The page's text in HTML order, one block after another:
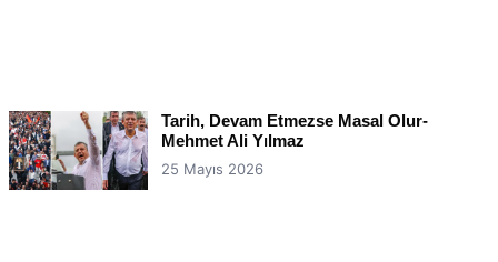
Tarih, Devam Etmezse Masal Olur-
Mehmet Ali Yılmaz
25 Mayıs 2026